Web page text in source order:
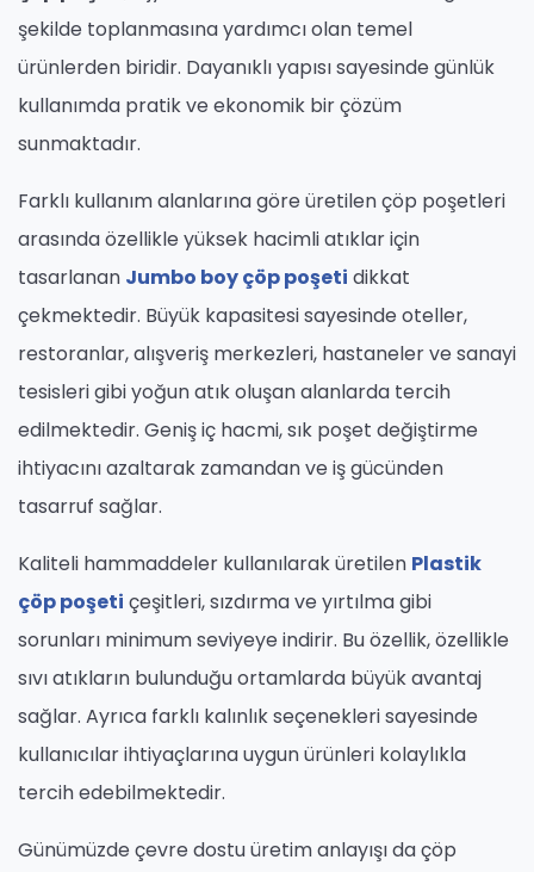
şekilde toplanmasına yardımcı olan temel
ürünlerden biridir. Dayanıklı yapısı sayesinde günlük
kullanımda pratik ve ekonomik bir çözüm
sunmaktadır.
Farklı kullanım alanlarına göre üretilen çöp poşetleri
arasında özellikle yüksek hacimli atıklar için
tasarlanan Jumbo boy çöp poşeti dikkat
çekmektedir. Büyük kapasitesi sayesinde oteller,
restoranlar, alışveriş merkezleri, hastaneler ve sanayi
tesisleri gibi yoğun atık oluşan alanlarda tercih
edilmektedir. Geniş iç hacmi, sık poşet değiştirme
ihtiyacını azaltarak zamandan ve iş gücünden
tasarruf sağlar.
Kaliteli hammaddeler kullanılarak üretilen Plastik
çöp poşeti çeşitleri, sızdırma ve yırtılma gibi
sorunları minimum seviyeye indirir. Bu özellik, özellikle
sıvı atıkların bulunduğu ortamlarda büyük avantaj
sağlar. Ayrıca farklı kalınlık seçenekleri sayesinde
kullanıcılar ihtiyaçlarına uygun ürünleri kolaylıkla
tercih edebilmektedir.
Günümüzde çevre dostu üretim anlayışı da çöp